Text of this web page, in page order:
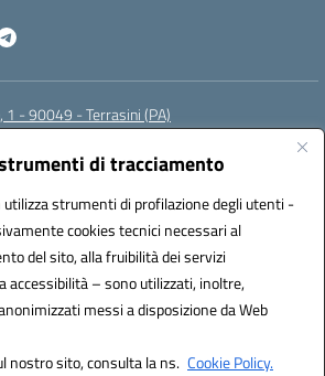
di tracciamento
strumenti di profilazione degli utenti -
cookies tecnici necessari al
del sito, alla fruibilità dei servizi
accessibilità – sono utilizzati, inoltre,
messi a disposizione da Web
nostro sito, consulta la ns. Cookie Policy.
1 - 90049 - Terrasini (PA)
(PEC):paic88700d@pec.istruzione.it
Amministrazioni (IPA): istsc_paic88700d
(CUF): UF7LHF
Powered by 3D Solution S.r.l.